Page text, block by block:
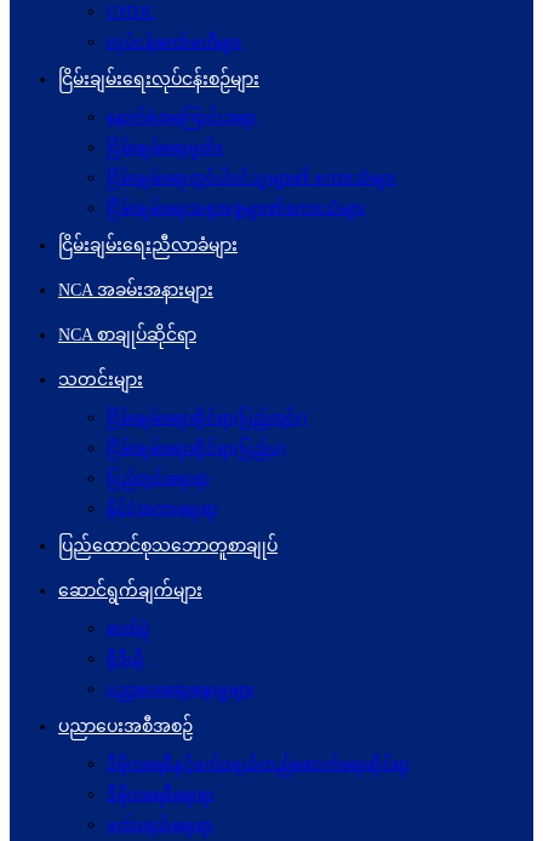
UPDJC
လုပ်ငန်းကော်မတီများ
ငြိမ်းချမ်းရေးလုပ်ငန်းစဉ်များ
နောက်ခံအကြောင်းအရာ
ငြိမ်းချမ်းရေးမူဝါဒ
ငြိမ်းချမ်းရေးတွင်ပါဝင်သူများ၏ စကားသံများ
ငြိမ်းချမ်းရေးအစုအဖွဲ့များ၏စကားသံများ
ငြိမ်းချမ်းရေးညီလာခံများ
NCA အခမ်းအနားများ
NCA စာချုပ်ဆိုင်ရာ
သတင်းများ
ငြိမ်းချမ်းရေးဆိုင်ရာ(ပြည်တွင်း)
ငြိမ်းချမ်းရေးဆိုင်ရာ(ပြည်ပ)
ပြည်တွင်းရေးရာ
နိုင်ငံတကာရေးရာ
ပြည်ထောင်စုသဘောတူစာချုပ်
ဆောင်ရွက်ချက်များ
ဓာတ်ပုံ
ဗွီဒီယို
ပညာပေးဆွေးနွေးမှုများ
ပညာပေးအစီအစဉ်
ဒီမိုကရေစီနှင့်ဖက်ဒရယ်တည်ဆောက်ရေးဆိုင်ရာ
ဒီမိုကရေစီရေးရာ
ဖက်ဒရယ်ရေးရာ